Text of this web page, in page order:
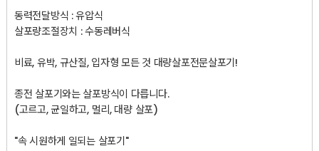
동력전달방식 : 유압식
살포량조절장치 : 수동레버식
비료, 유박, 규산질, 입자형 모든 것 대량살포전문살포기!
종전 살포기와는 살포방식이 다릅니다.
(고르고, 균일하고, 멀리, 대량 살포)
"속 시원하게 일되는 살포기"